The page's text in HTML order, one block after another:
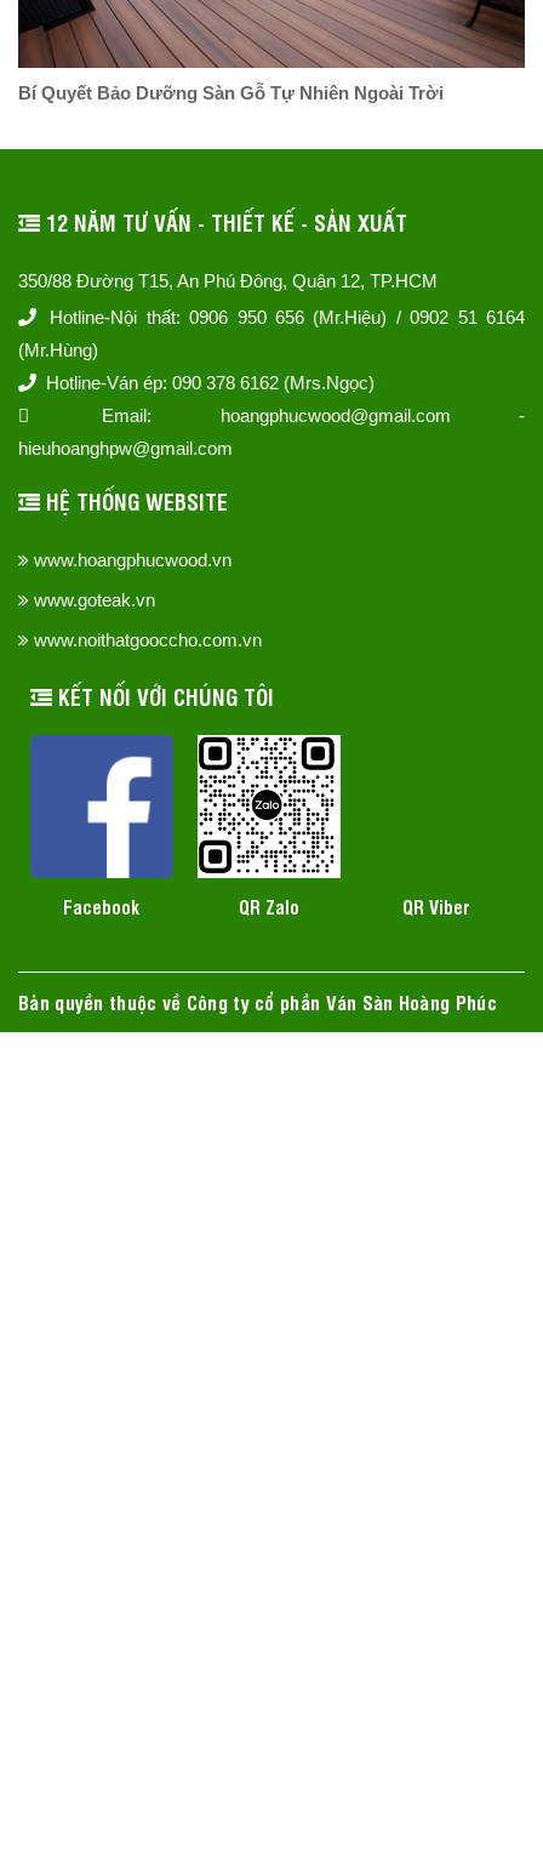
Bí Quyết Bảo Dưỡng Sàn Gỗ Tự Nhiên Ngoài Trời
12 NĂM TƯ VẤN - THIẾT KẾ - SẢN XUẤT
350/88 Đường T15, An Phú Đông, Quận 12, TP.HCM
Hotline-Nội thất: 0906 950 656 (Mr.Hiệu) / 0902 51 6164
(Mr.Hùng)
Hotline-Ván ép: 090 378 6162 (Mrs.Ngọc)
Email: hoangphucwood@gmail.com -
hieuhoanghpw@gmail.com
HỆ THỐNG WEBSITE
www.hoangphucwood.vn
www.goteak.vn
www.noithatgooccho.com.vn
KẾT NỐI VỚI CHÚNG TÔI
Facebook QR Zalo QR Viber
Bản quyền thuộc về Công ty cổ phần Ván Sàn Hoàng Phúc